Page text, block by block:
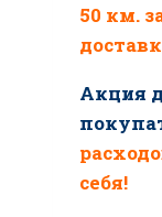
50 км.
Акция
себя!